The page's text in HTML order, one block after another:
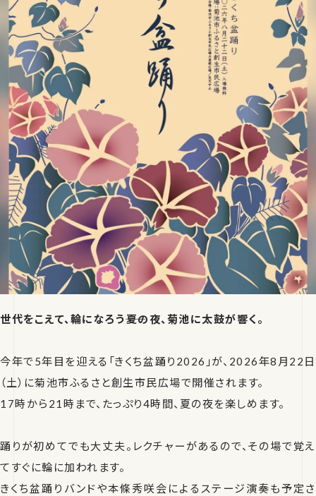
世代をこえて、輪になろう――夏の夜、菊池に太鼓が響く。
今年で5年目を迎える「きくち盆踊り2026」が、2026年8月22日
（土）に菊池市ふるさと創生市民広場で開催されます。
17時から21時まで、たっぷり4時間、夏の夜を楽しめます。
踊りが初めてでも大丈夫。レクチャーがあるので、その場で覚え
てすぐに輪に加われます。
きくち盆踊りバンドや本條秀咲会によるステージ演奏も予定さ